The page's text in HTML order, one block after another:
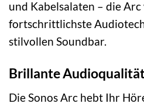
und Kabelsalaten – die
fortschrittlichste
stilvollen Soundbar.
Brillante
Die Sonos Arc hebt Ihr